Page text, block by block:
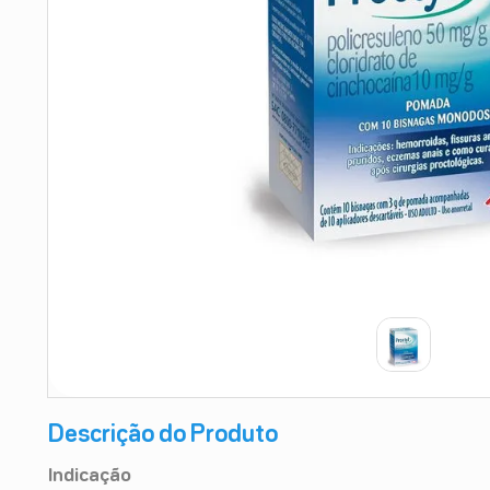
Descrição do Produto
Indicação
9º
absorvente
10ºshampoo